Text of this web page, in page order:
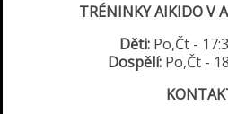
TRÉNINKY AIKIDO V
Děti: Po,Čt -
Dospělí: Po,Čt -